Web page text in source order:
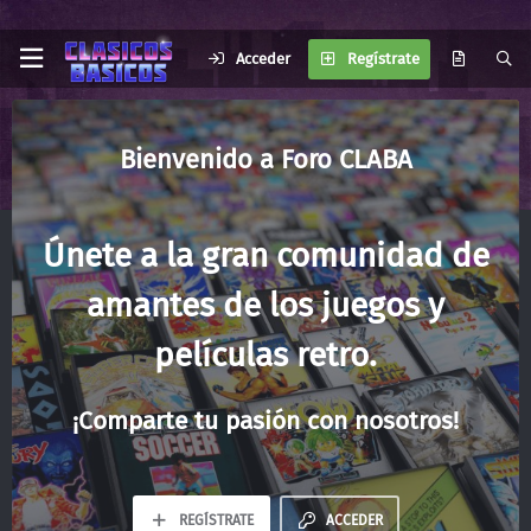
Acceder Regístrate
Foro CLABA
Únete a la gran comunidad de
amantes de los juegos y
películas retro.
¡Comparte tu pasión con nosotros!
ACCEDER
REGÍSTRATE